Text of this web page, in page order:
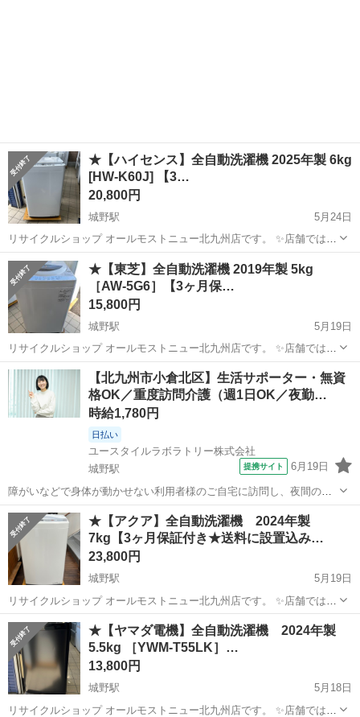
★【ハイセンス】全自動洗濯機 2025年製 6kg
[HW-K60J] 【3…
20,800円
城野駅
5月24日
リサイクルショップ オールモストニュー北九州店です。 ✨️店舗では、
期間限定でネット表示価格よりも特別割引をしている商品もございま
す!! 気になっている商品がありましまら、是非ご来店いただくかお問
い合わせ下さいませ!! ...
福岡 北九州市 城野駅 生活家電 商品
★【東芝】全自動洗濯機 2019年製 5kg
［AW-5G6］【3ヶ月保…
15,800円
城野駅
5月19日
リサイクルショップ オールモストニュー北九州店です。 ✨️店舗では、
期間限定でネット表示価格よりも特別割引をしている商品もございま
す!! 気になっている商品がありましまら、是非ご来店いただくかお問
い合わせ下さいませ!! ...
福岡 北九州市 城野駅 生活家電 商品
【北九州市小倉北区】生活サポーター・無資
格OK／重度訪問介護（週1日OK／夜勤…
時給1,780円
日払い
ユースタイルラボラトリー株式会社
城野駅
提携サイト 6月19日
障がいなどで身体が動かせない利用者様のご自宅に訪問し、夜間のケ
アを行う重度訪問介護のお仕事です。 ※1対1で誠実に向き合える方を
募集 【仕事内容】 寝返りをうたせて上げたり、たんの吸引などを行
う、利用者様の就寝中のケアを行...
福岡 北九州市 城野駅 訪問介護
★【アクア】全自動洗濯機 2024年製
7kg【3ヶ月保証付き★送料に設置込み…
23,800円
城野駅
5月19日
リサイクルショップ オールモストニュー北九州店です。 ✨️店舗では、
期間限定でネット表示価格よりも特別割引をしている商品もございま
す!! 気になっている商品がありましまら、是非ご来店いただくかお問
い合わせ下さいませ!...
福岡 北九州市 城野駅 生活家電 商品
★【ヤマダ電機】全自動洗濯機 2024年製
5.5kg ［YWM-T55LK］…
13,800円
城野駅
5月18日
リサイクルショップ オールモストニュー北九州店です。 ✨️店舗では、